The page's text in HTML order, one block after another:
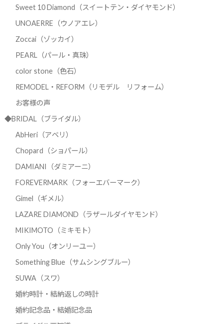
Sweet 10 Diamond（スイートテン・ダイヤモンド）
UNOAERRE（ウノアエレ）
Zoccai（ゾッカイ）
PEARL（パール・真珠）
color stone（色石）
REMODEL・REFORM（リモデル リフォーム）
お客様の声
◆BRIDAL（ブライダル）
AbHeri（アベリ）
Chopard（ショパール）
DAMIANI（ダミアーニ）
FOREVERMARK（フォーエバーマーク）
Gimel（ギメル）
LAZARE DIAMOND（ラザールダイヤモンド）
MIKIMOTO（ミキモト）
Only You（オンリーユー）
Something Blue（サムシングブルー）
SUWA（スワ）
婚約時計・結納返しの時計
婚約記念品・結婚記念品